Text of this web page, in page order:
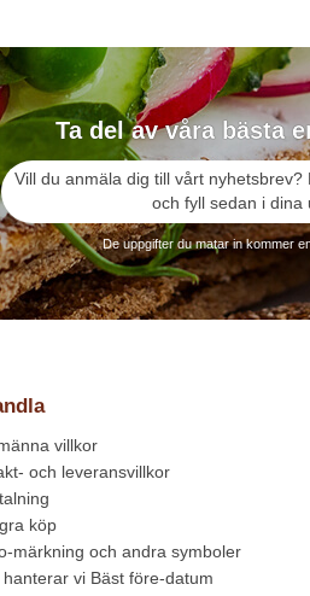
Ta del av våra bästa
Vill du anmäla dig till vårt
och fyll sedan i dina
De uppgifter du matar in kommer
villkor
och leveransvillkor
köp
märkning och andra symboler
hanterar vi Bäst före-datum